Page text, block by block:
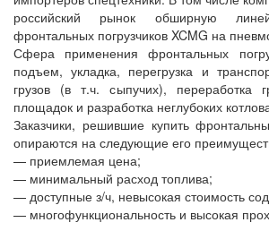
российский рынок обширную
фронтальных погрузчиков XCMG на
Сфера применения фронтальных
подъем, укладка, перегрузка и
грузов (в т.ч. сыпучих), переработка
площадок и разработка неглубоких
Заказчики, решившие купить
опираются на следующие его
— приемлемая цена;
— минимальный расход топлива;
— доступные з/ч, невысокая стоимость
— многофункциональность и высокая